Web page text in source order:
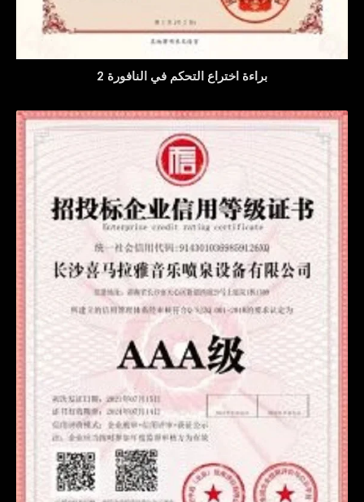
براءة اختراع التحكم في النافورة 2